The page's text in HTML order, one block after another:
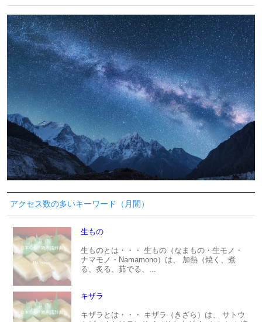
アクセス数の多いキーワード（月間）
生もの
生ものとは・・・ 生もの（なまもの・生モノ・
ナマモノ・Namamono）は、 加熱（焼く、煮
る、炙る、茹でる、...
キザラ
キザラとは・・・ キザラ（きざら）は、 サトウ